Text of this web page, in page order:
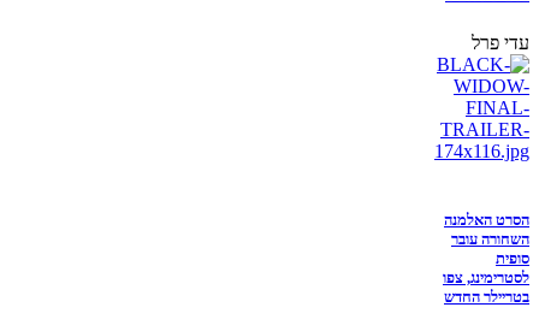
עדי פרל
הסרט האלמנה
השחורה עובר
סופית
לסטרימינג, צפו
בטריילר החדש